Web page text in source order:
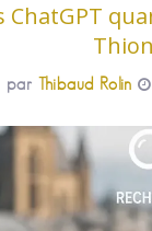
par Thibaud Rolin